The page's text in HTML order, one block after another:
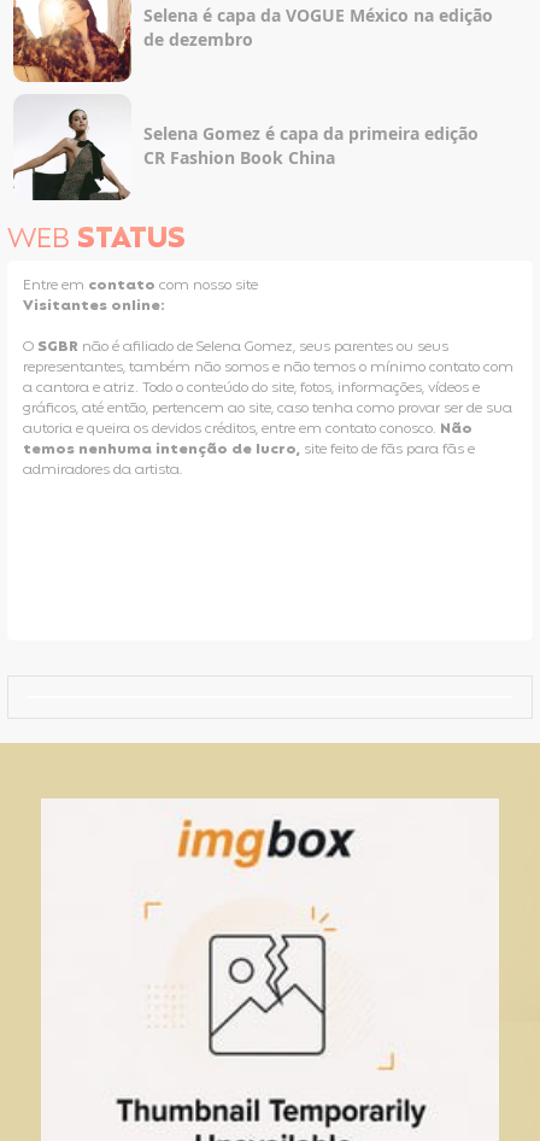
Selena é capa da VOGUE México na edição
de dezembro
Selena Gomez é capa da primeira edição
CR Fashion Book China
WEB STATUS
Entre em contato com nosso site
Visitantes online:
O SGBR não é afiliado de Selena Gomez, seus parentes ou seus
representantes, também não somos e não temos o mínimo contato com
a cantora e atriz. Todo o conteúdo do site, fotos, informações, vídeos e
gráficos, até então, pertencem ao site, caso tenha como provar ser de sua
autoria e queira os devidos créditos, entre em contato conosco. Não
temos nenhuma intenção de lucro, site feito de fãs para fãs e
admiradores da artista.